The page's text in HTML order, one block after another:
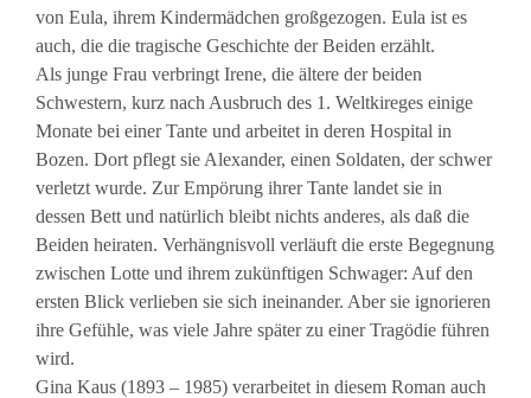
von Eula, ihrem Kindermädchen großgezogen. Eula ist es
auch, die die tragische Geschichte der Beiden erzählt.
Als junge Frau verbringt Irene, die ältere der beiden
Schwestern, kurz nach Ausbruch des 1. Weltkireges einige
Monate bei einer Tante und arbeitet in deren Hospital in
Bozen. Dort pflegt sie Alexander, einen Soldaten, der schwer
verletzt wurde. Zur Empörung ihrer Tante landet sie in
dessen Bett und natürlich bleibt nichts anderes, als daß die
Beiden heiraten. Verhängnisvoll verläuft die erste Begegnung
zwischen Lotte und ihrem zukünftigen Schwager: Auf den
ersten Blick verlieben sie sich ineinander. Aber sie ignorieren
ihre Gefühle, was viele Jahre später zu einer Tragödie führen
wird.
Gina Kaus (1893 – 1985) verarbeitet in diesem Roman auch